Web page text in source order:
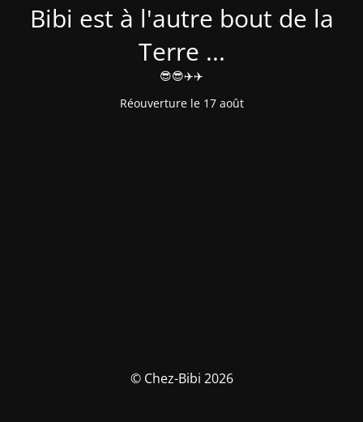
Bibi est à l'autre bout de la
Terre ...
😎😎✈️✈️
Réouverture le 17 août
© Chez-Bibi 2026